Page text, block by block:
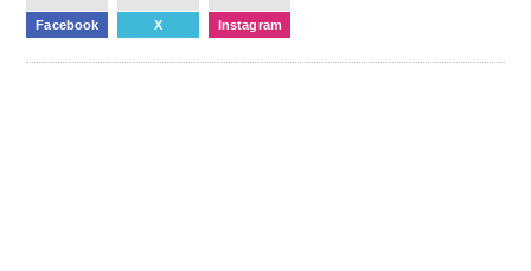
Facebook X Instagram